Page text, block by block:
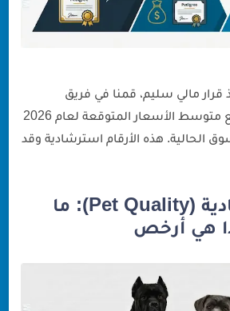
مالي سليم، قمنا في فريق
بتجميع متوسط الأسعار المتوقعة لعام 2026
الحالية. هذه الأرقام استرشادية وقد
الفئة الاقتصادية (Pet Quality): ما
هي أرخص